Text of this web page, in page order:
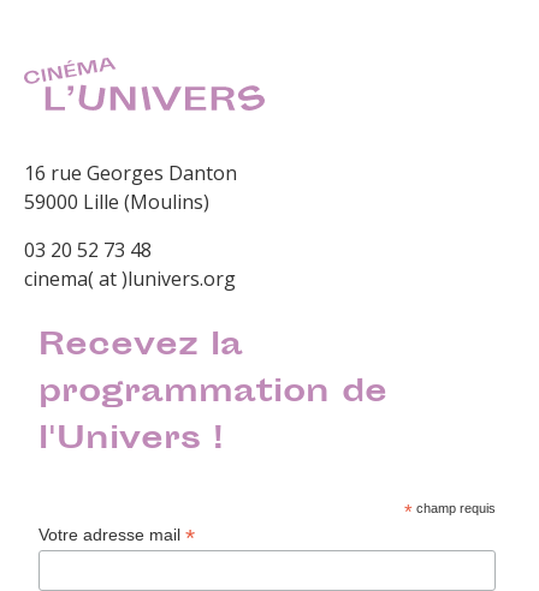
16 rue Georges Danton
59000 Lille (Moulins)
03 20 52 73 48
cinema( at )lunivers.org
Recevez la
programmation de
l'Univers !
* champ requis
Votre adresse mail*